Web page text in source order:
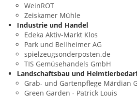
WeinROT
Zeiskamer Mühle
Industrie und Handel
Edeka Aktiv-Markt Klos
Park und Bellheimer AG
spielzeugsonderposten.de
TIS Gemüsehandels GmbH
Landschaftsbau und
Grab- und Gartenpflege Märdian
Green Garden - Patrick Louis